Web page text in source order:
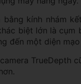
kính nhám
biệt lớn là cụm
đến một diện
TrueDepth